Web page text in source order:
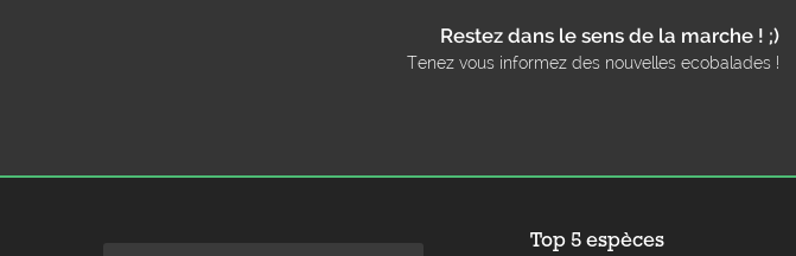
Restez dans le sens de la marche ! ;)
Tenez vous informez des nouvelles ecobalades !
Top 5 espèces